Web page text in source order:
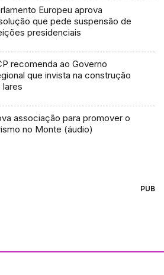
Europeu aprova
que pede suspensão de
presidenciais
recomenda ao Governo
que invista na construção
lares
associação para promover o
no Monte (áudio)
PUB